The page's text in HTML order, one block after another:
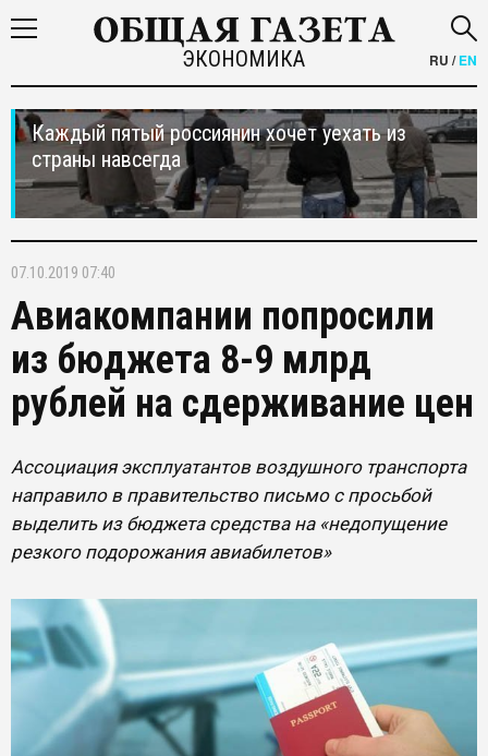
ЭКОНОМИКА RU /EN
Каждый пятый россиянин хочет уехать из
страны навсегда
07.10.2019 07:40
Авиакомпании попросили
из бюджета 8-9 млрд
рублей на сдерживание цен
Ассоциация эксплуатантов воздушного транспорта
направило в правительство письмо с просьбой
выделить из бюджета средства на «недопущение
резкого подорожания авиабилетов»